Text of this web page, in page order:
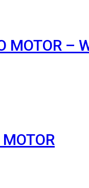
MOTOR –